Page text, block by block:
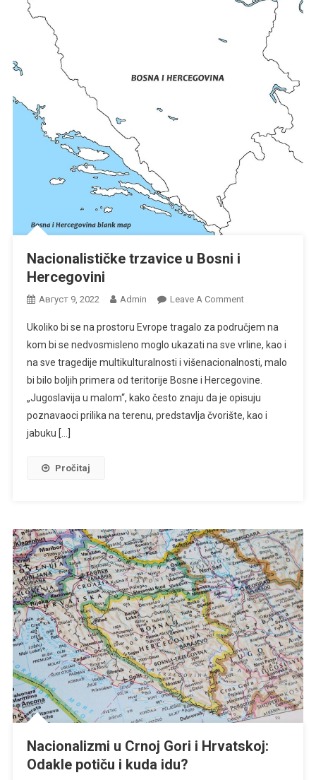
Nacionalističke trzavice u Bosni i
Hercegovini
Август 9, 2022 Admin Leave A CommentOn
Trzavice
U
Bosni
I
Hercegovini
Ukoliko bi se na prostoru Evrope tragalo za područjem na
kom bi se nedvosmisleno moglo ukazati na sve vrline, kao i
na sve tragedije multikulturalnosti i višenacionalnosti, malo
bi bilo boljih primera od teritorije Bosne i Hercegovine.
„Jugoslavija u malom“, kako često znaju da je opisuju
poznavaoci prilika na terenu, predstavlja čvorište, kao i
jabuku […]
Pročitaj
Nacionalizmi u Crnoj Gori i Hrvatskoj:
Odakle potiču i kuda idu?